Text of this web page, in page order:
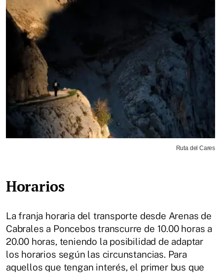
Ruta del Cares
Horarios
La franja horaria del transporte desde Arenas de
Cabrales a Poncebos transcurre de 10.00 horas a
20.00 horas, teniendo la posibilidad de adaptar
los horarios según las circunstancias. Para
aquellos que tengan interés, el primer bus que